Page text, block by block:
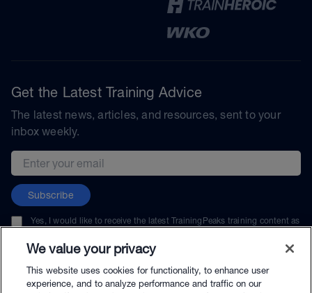
Get the Latest Training Advice
The latest news, articles, and resources, sent to your
inbox weekly.
Email address
Subscribe
Yes, I would like to receive the latest TrainingPeaks training content as
unsubscribe at any time.
We value your privacy
This website uses cookies for functionality, to enhance user
experience, and to analyze performance and traffic on our